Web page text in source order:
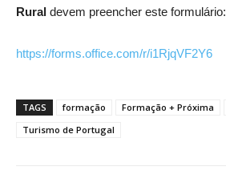
Rural devem preencher este formulário:
https://forms.office.com/r/i1RjqVF2Y6
TAGS formação Formação + Próxima
Turismo de Portugal